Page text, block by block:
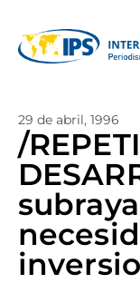
29 de abril, 1996
/